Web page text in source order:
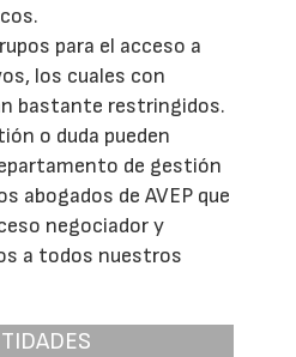
para el acceso a
los cuales con
bastante restringidos.
o duda pueden
de gestión
abogados de AVEP que
negociador y
a todos nuestros